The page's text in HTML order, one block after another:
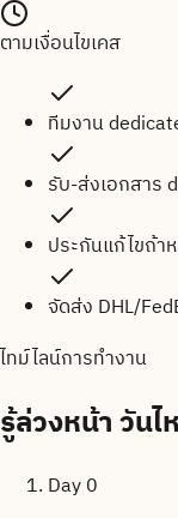
ตามเงื่อนไขเคส
ทีมงาน
รับ-ส่งเอกสาร
ประกันแก้ไขถ้า
จัดส่ง DHL/
ไทม์ไลน์การทำงาน
รู้ล่วงหน้าวันไ
Day 0